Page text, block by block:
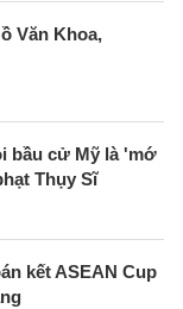
Văn Khoa,
bầu cử Mỹ là 'mớ
Thụy Sĩ
kết ASEAN Cup